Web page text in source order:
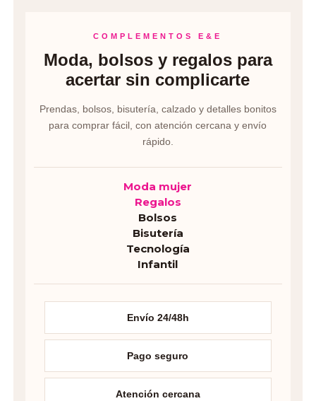
COMPLEMENTOS E&E
Moda, bolsos y regalos para
acertar sin complicarte
Prendas, bolsos, bisutería, calzado y detalles bonitos
para comprar fácil, con atención cercana y envío
rápido.
Moda mujer
Regalos
Bolsos
Bisutería
Tecnología
Infantil
Envío 24/48h
Pago seguro
Atención cercana